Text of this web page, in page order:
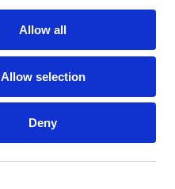
Allow all
Allow selection
Deny